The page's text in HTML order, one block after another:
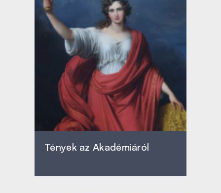
Tények az Akadémiáról